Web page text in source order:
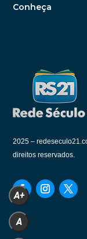
Conheça
2025 –
direitos reservados.
A+
A